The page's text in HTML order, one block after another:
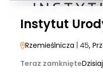
Instytut
Rzemieślnicza | 45,
Teraz zamknięte